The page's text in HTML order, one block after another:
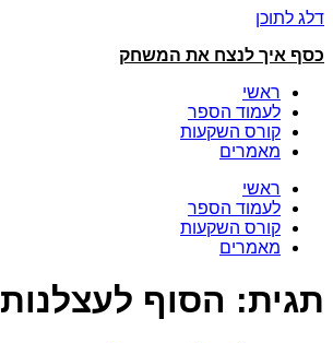
דלג לתוכן
כסף איך לנצח את המשחק
ראשי
לעמוד הספר
קורס השקעות
מאמרים
ראשי
לעמוד הספר
קורס השקעות
מאמרים
תגית: הסוף לעצלנות